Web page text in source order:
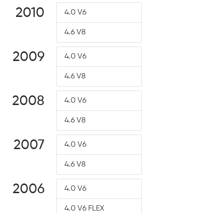
2010 4.0 V6
4.6 V8
2009 4.0 V6
4.6 V8
2008 4.0 V6
4.6 V8
2007 4.0 V6
4.6 V8
2006 4.0 V6
4.0 V6 FLEX